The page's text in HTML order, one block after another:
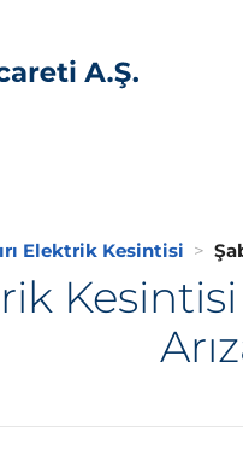
Elektrik Kesintisi